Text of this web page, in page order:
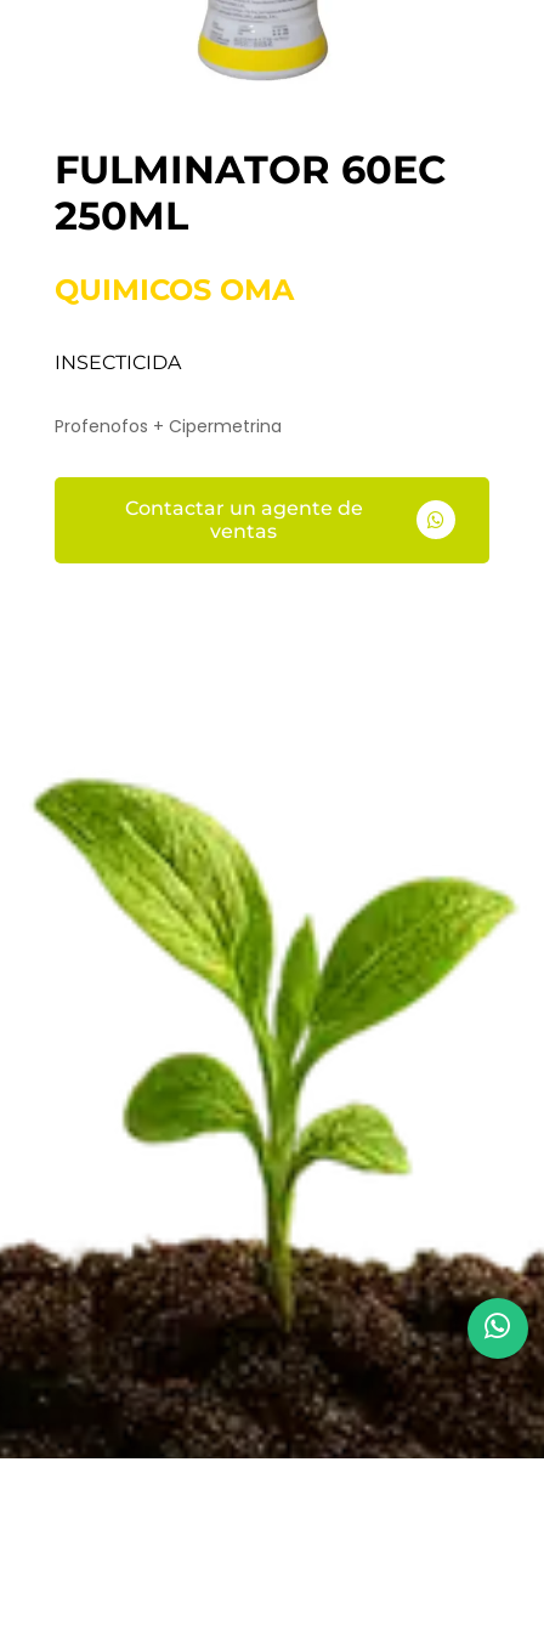
FULMINATOR 60EC
250ML
QUIMICOS OMA
INSECTICIDA
Profenofos + Cipermetrina

Contactar un agente de
ventas